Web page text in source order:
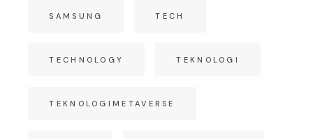
SAMSUNG TECH
TECHNOLOGY TEKNOLOGI
TEKNOLOGIMETAVERSE